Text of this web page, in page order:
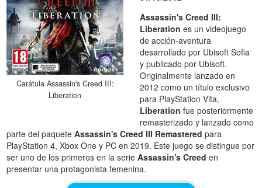
Carátula Assassin's Creed III:
Liberation
Assassin's Creed III:
Liberation es un videojuego
de acción-aventura
desarrollado por Ubisoft Sofia
y publicado por Ubisoft.
Originalmente lanzado en
2012 como un título exclusivo
para PlayStation Vita,
Liberation fue posteriormente
remasterizado y lanzado como
parte del paqueteAssassin's Creed III Remastered para
PlayStation 4, Xbox One y PC en 2019. Este juego se distingue por
ser uno de los primeros en la serieAssassin's Creed en
presentar una protagonista femenina.